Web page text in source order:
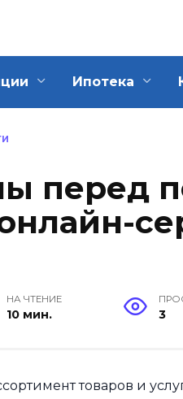
Ипотека
перед
НА ЧТЕНИЕ
10 мин. 3
товаров и